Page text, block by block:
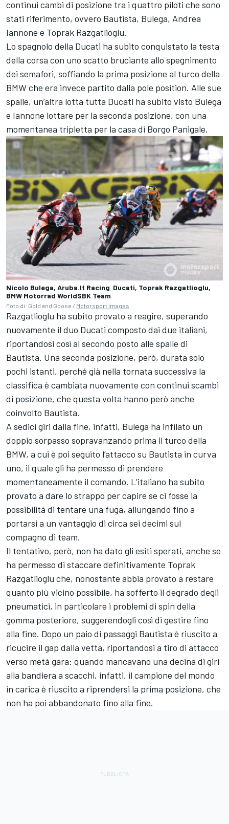
continui cambi di posizione tra i quattro piloti che sono
stati riferimento, ovvero Bautista, Bulega, Andrea
Iannone e Toprak Razgatlioglu.
Lo spagnolo della Ducati ha subito conquistato la testa
della corsa con uno scatto bruciante allo spegnimento
dei semafori, soffiando la prima posizione al turco della
BMW che era invece partito dalla pole position. Alle sue
spalle, un’altra lotta tutta Ducati ha subito visto Bulega
e Iannone lottare per la seconda posizione, con una
momentanea tripletta per la casa di Borgo Panigale.
Nicolo Bulega, Aruba.It Racing  Ducati, Toprak Razgatlioglu,
BMW Motorrad WorldSBK Team
Foto di: Gold and Goose / Motorsport Images
Razgatlioglu ha subito provato a reagire, superando
nuovamente il duo Ducati composto dai due italiani,
riportandosi così al secondo posto alle spalle di
Bautista. Una seconda posizione, però, durata solo
pochi istanti, perché già nella tornata successiva la
classifica è cambiata nuovamente con continui scambi
di posizione, che questa volta hanno però anche
coinvolto Bautista.
A sedici giri dalla fine, infatti, Bulega ha infilato un
doppio sorpasso sopravanzando prima il turco della
BMW, a cui è poi seguito l’attacco su Bautista in curva
uno, il quale gli ha permesso di prendere
momentaneamente il comando. L’italiano ha subito
provato a dare lo strappo per capire se ci fosse la
possibilità di tentare una fuga, allungando fino a
portarsi a un vantaggio di circa sei decimi sul
compagno di team.
Il tentativo, però, non ha dato gli esiti sperati, anche se
ha permesso di staccare definitivamente Toprak
Razgatlioglu che, nonostante abbia provato a restare
quanto più vicino possibile, ha sofferto il degrado degli
pneumatici, in particolare i problemi di spin della
gomma posteriore, suggerendogli così di gestire fino
alla fine. Dopo un paio di passaggi Bautista è riuscito a
ricucire il gap dalla vetta, riportandosi a tiro di attacco
verso metà gara: quando mancavano una decina di giri
alla bandiera a scacchi, infatti, il campione del mondo
in carica è riuscito a riprendersi la prima posizione, che
non ha poi abbandonato fino alla fine.